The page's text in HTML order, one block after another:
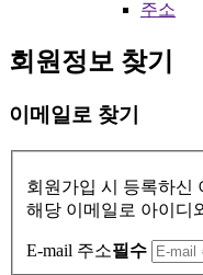
주소
회원정보 찾기
이메일로 찾기
회원가입 시 등록하신
해당 이메일로 아이디
E-mail 주소필수